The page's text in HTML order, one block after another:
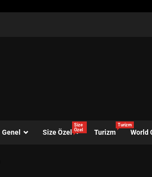
Genel Size Özel
Size
Özel
Turizm
Turizm
World